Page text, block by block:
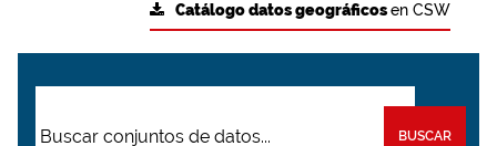
Catálogo datos geográficosen CSW
BUSCAR